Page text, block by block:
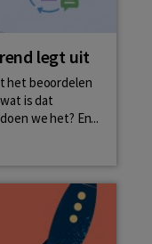
legt uit
het beoordelen
is dat
we het? En...